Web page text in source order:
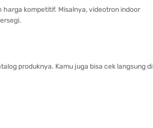
kompetitif. Misalnya, videotron indoor
produknya. Kamu juga bisa cek langsung di